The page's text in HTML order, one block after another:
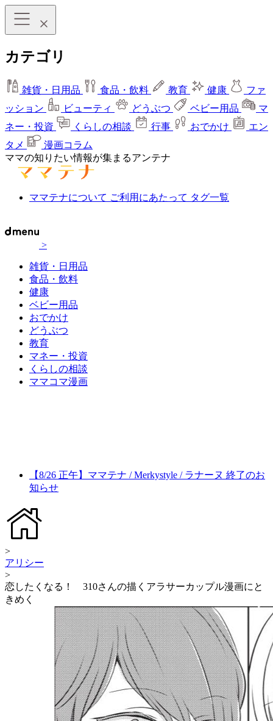
カテゴリ
雑貨・日用品 食品・飲料 教育 健康
ファ
ッション
ビューティ どうぶつ ベビー用品
マ
ネー・投資
くらしの相談 行事 おでかけ
エン
タメ
漫画コラム
ママの知りたい情報が集まるアンテナ
ママテナについて ご利用にあたって タグ一覧
>
雑貨・日用品
食品・飲料
健康
ベビー用品
おでかけ
どうぶつ
教育
マネー・投資
くらしの相談
ママコマ漫画
【8/26 正午】ママテナ / Merkystyle / ラナーヌ 終了のお
知らせ
>
アリシー
>
恋したくなる！ 310さんの描くアラサーカップル漫画にと
きめく